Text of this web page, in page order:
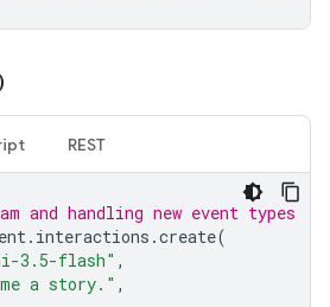
REST
and handling new event types
. interactions .create(
3.5-flash" ,
a story." ,